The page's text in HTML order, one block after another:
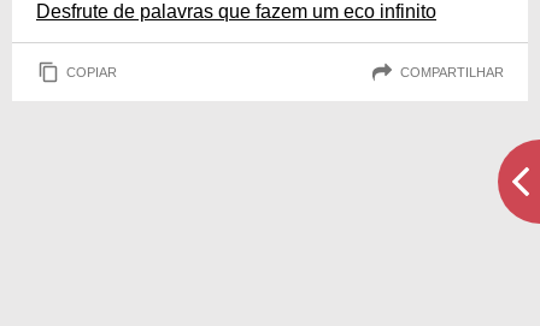
Desfrute de palavras que fazem um eco infinito
COPIAR COMPARTILHAR